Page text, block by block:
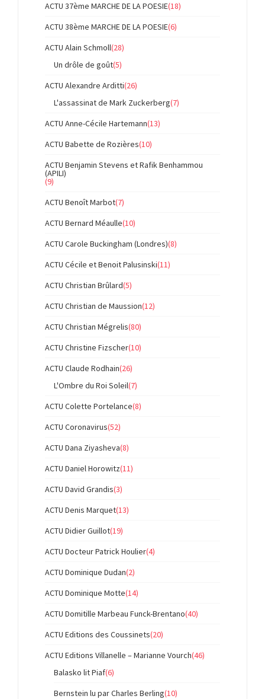
ACTU 37ème MARCHE DE LA POESIE(18)
ACTU 38ème MARCHE DE LA POESIE(6)
ACTU Alain Schmoll(28)
Un drôle de goût(5)
ACTU Alexandre Arditti(26)
L'assassinat de Mark Zuckerberg(7)
ACTU Anne-Cécile Hartemann(13)
ACTU Babette de Rozières(10)
ACTU Benjamin Stevens et Rafik Benhammou
(APILI)
(9)
ACTU Benoît Marbot(7)
ACTU Bernard Méaulle(10)
ACTU Carole Buckingham (Londres)(8)
ACTU Cécile et Benoit Palusinski(11)
ACTU Christian Brûlard(5)
ACTU Christian de Maussion(12)
ACTU Christian Mégrelis(80)
ACTU Christine Fizscher(10)
ACTU Claude Rodhain(26)
L'Ombre du Roi Soleil(7)
ACTU Colette Portelance(8)
ACTU Coronavirus(52)
ACTU Dana Ziyasheva(8)
ACTU Daniel Horowitz(11)
ACTU David Grandis(3)
ACTU Denis Marquet(13)
ACTU Didier Guillot(19)
ACTU Docteur Patrick Houlier(4)
ACTU Dominique Dudan(2)
ACTU Dominique Motte(14)
ACTU Domitille Marbeau Funck-Brentano(40)
ACTU Editions des Coussinets(20)
ACTU Editions Villanelle – Marianne Vourch(46)
Balasko lit Piaf(6)
Bernstein lu par Charles Berling(10)